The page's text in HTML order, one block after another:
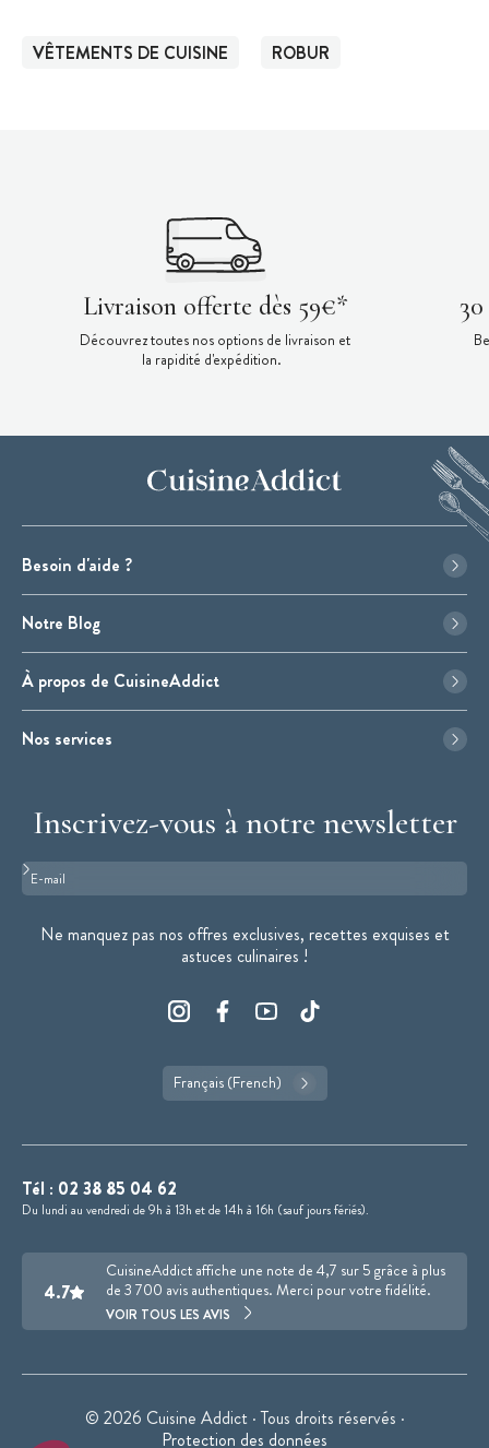
VÊTEMENTS DE CUISINE ROBUR
Livraison offerte dès 59€*
Découvrez toutes nos options de livraison et
la rapidité d'expédition.
Besoin d'aide ?
Notre Blog
À propos de CuisineAddict
Nos services
Inscrivez-vous à notre newsletter
Format : adresse@email.com
Ne manquez pas nos offres exclusives, recettes exquises et
astuces culinaires !
Français (French)
Tél : 02 38 85 04 62
Du lundi au vendredi de 9h à 13h et de 14h à 16h (sauf jours fériés).
4.7
CuisineAddict affiche une note de 4,7 sur 5 grâce à plus
de 3 700 avis authentiques. Merci pour votre fidélité.
VOIR TOUS LES AVIS
© 2026 Cuisine Addict · Tous droits réservés ·
Protection des données